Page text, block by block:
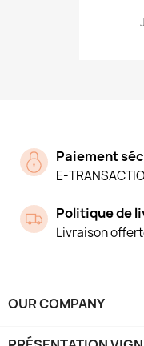
Paiement
E-
Politique de
Livraison
OUR COMPANY